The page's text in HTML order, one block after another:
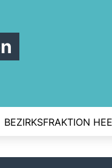
BEZIRKSFRAKTION